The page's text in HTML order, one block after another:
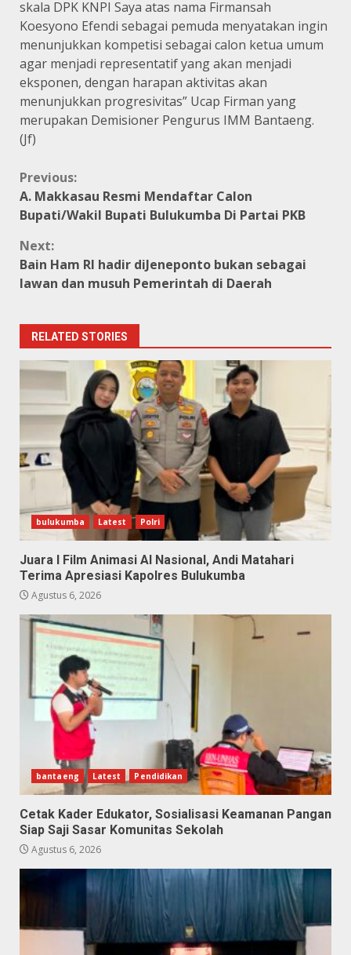
skala DPK KNPI Saya atas nama Firmansah
Koesyono Efendi sebagai pemuda menyatakan ingin
menunjukkan kompetisi sebagai calon ketua umum
agar menjadi representatif yang akan menjadi
eksponen, dengan harapan aktivitas akan
menunjukkan progresivitas” Ucap Firman yang
merupakan Demisioner Pengurus IMM Bantaeng.
(Jf)
Continue
Reading
Previous:
A. Makkasau Resmi Mendaftar Calon
Bupati/Wakil Bupati Bulukumba Di Partai PKB
Next:
Bain Ham RI hadir diJeneponto bukan sebagai
lawan dan musuh Pemerintah di Daerah
RELATED STORIES
bulukumba Latest Polri
Juara I Film Animasi AI Nasional, Andi Matahari
Terima Apresiasi Kapolres Bulukumba
Agustus 6, 2026
bantaeng Latest Pendidikan
Cetak Kader Edukator, Sosialisasi Keamanan Pangan
Siap Saji Sasar Komunitas Sekolah
Agustus 6, 2026